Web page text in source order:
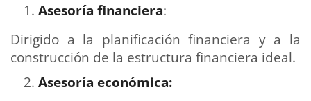
Asesoría financiera:
Dirigido a la planificación financiera y a la
construcción de la estructura financiera ideal.
Asesoría económica: